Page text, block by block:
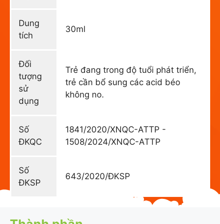
Dung
tích
30ml
Đối
tượng
sử
dụng
Trẻ đang trong độ tuổi phát triển,
trẻ cần bổ sung các acid béo
không no.
Số
ĐKQC
1841/2020/XNQC-ATTP -
1508/2024/XNQC-ATTP
Số
ĐKSP
643/2020/ĐKSP